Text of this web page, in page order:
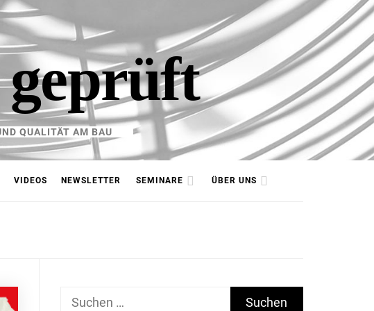
QUALITÄT AM BAU
VIDEOS NEWSLETTER SEMINARE ÜBER UNS
Suchen